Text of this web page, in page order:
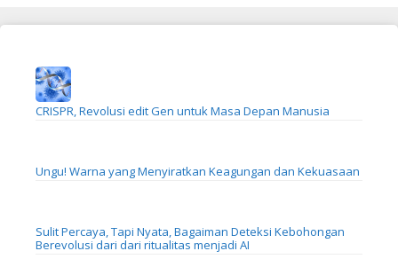
CRISPR, Revolusi edit Gen untuk Masa Depan Manusia
Ungu! Warna yang Menyiratkan Keagungan dan Kekuasaan
Sulit Percaya, Tapi Nyata, Bagaiman Deteksi Kebohongan
Berevolusi dari dari ritualitas menjadi AI